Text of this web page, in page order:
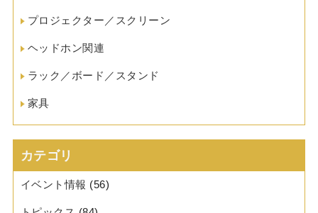
プロジェクター／スクリーン
ヘッドホン関連
ラック／ボード／スタンド
家具
カテゴリ
イベント情報 (56)